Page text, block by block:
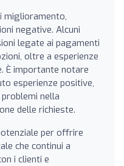
miglioramento,
negative. Alcuni
legate ai pagamenti
oltre a esperienze
È importante notare
esperienze positive,
nella
delle richieste.
per offrire
che continui a
i clienti e